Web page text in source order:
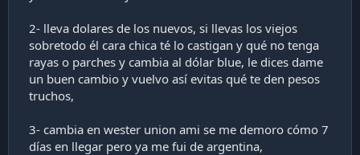
2- lleva dolares de los nuevos, si llevas los viejos
sobretodo él cara chica té lo castigan y qué no tenga
rayas o parches y cambia al dólar blue, le dices dame
un buen cambio y vuelvo así evitas qué te den pesos
truchos,
3- cambia en wester union ami se me demoro cómo 7
días en llegar pero ya me fui de argentina,